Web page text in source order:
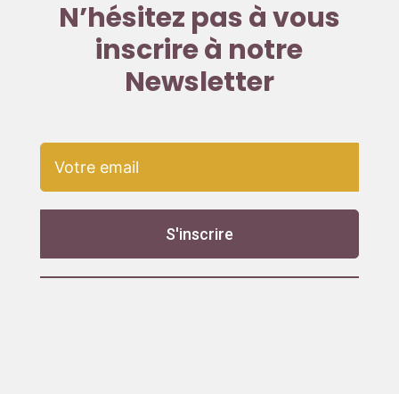
N’hésitez pas à vous
inscrire à notre
Newsletter
S'inscrire